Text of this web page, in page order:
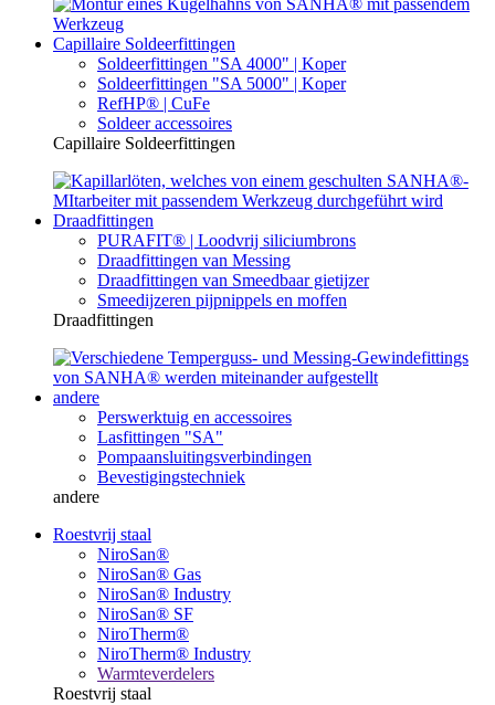
Capillaire Soldeerfittingen
Soldeerfittingen "SA 4000" | Koper
Soldeerfittingen "SA 5000" | Koper
RefHP® | CuFe
Soldeer accessoires
Capillaire Soldeerfittingen
Draadfittingen
PURAFIT® | Loodvrij siliciumbrons
Draadfittingen van Messing
Draadfittingen van Smeedbaar gietijzer
Smeedijzeren pijpnippels en moffen
Draadfittingen
andere
Perswerktuig en accessoires
Lasfittingen "SA"
Pompaansluitingsverbindingen
Bevestigingstechniek
andere
Roestvrij staal
NiroSan®
NiroSan® Gas
NiroSan® Industry
NiroSan® SF
NiroTherm®
NiroTherm® Industry
Warmteverdelers
Roestvrij staal